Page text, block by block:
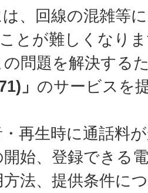
、回線の混雑等
とが難しくなり
問題を解決する
」 のサービスを
・再生時に通話料
始、登録できる
法、提供条件に